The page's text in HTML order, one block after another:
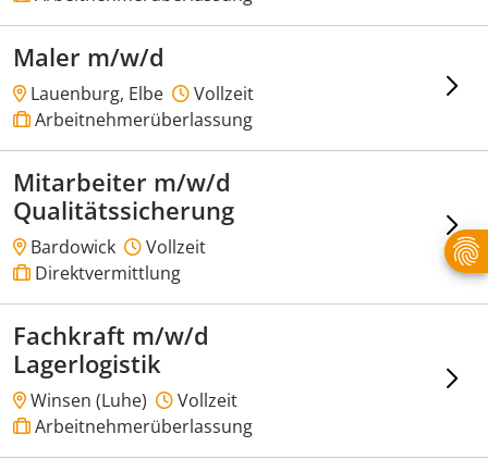
Maler m/w/d
Lauenburg, Elbe
Vollzeit
Arbeitnehmerüberlassung
Mitarbeiter m/w/d
Qualitätssicherung
Bardowick
Vollzeit
Direktvermittlung
Fachkraft m/w/d
Lagerlogistik
Winsen (Luhe)
Vollzeit
Arbeitnehmerüberlassung